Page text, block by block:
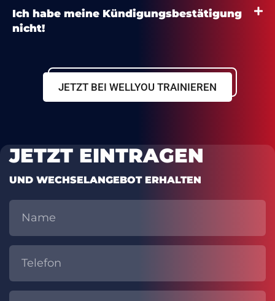
Ich habe meine Kündigungsbestätigung
nicht!
JETZT BEI WELLYOU TRAINIEREN
JETZT EINTRAGEN
UND WECHSELANGEBOT ERHALTEN